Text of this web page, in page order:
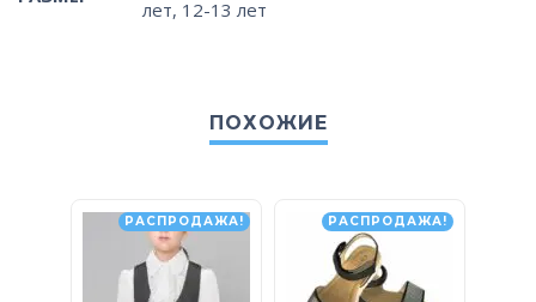
лет, 12-13 лет
ПОХОЖИЕ
РАСПРОДАЖА! РАСПРОДАЖА!